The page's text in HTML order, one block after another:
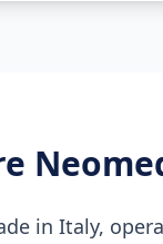
in Italy,